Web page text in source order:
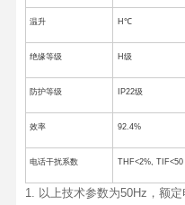
温升 H℃
绝缘等级 H级
防护等级 IP22级
效率 92.4%
电话干扰系数 THF<2%, TIF<50
1. 以上技术参数为50Hz，额